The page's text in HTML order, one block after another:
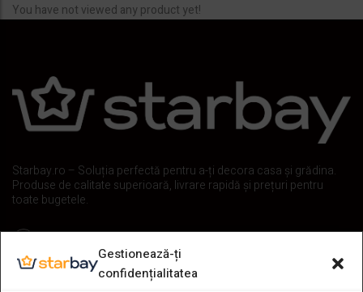
Gestionează-ți
confidențialitatea
You have not viewed any product yet!
Starbay.ro – Soluția perfectă pentru a-ți decora casa și grădina.
Produse de calitate superioară, livrare rapidă și prețuri pentru
toate bugetele.
Iasi,
Romania